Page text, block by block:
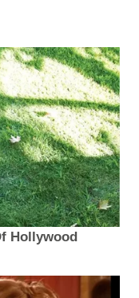
Hollywood